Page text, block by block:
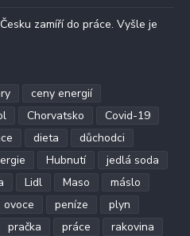
zamíří do práce. Vyšle je
ceny energií
Chorvatsko
Covid-19
dieta
důchodci
Hubnutí
jedlá soda
Lidl Maso
máslo
ovoce peníze
plyn
pračka práce
rakovina